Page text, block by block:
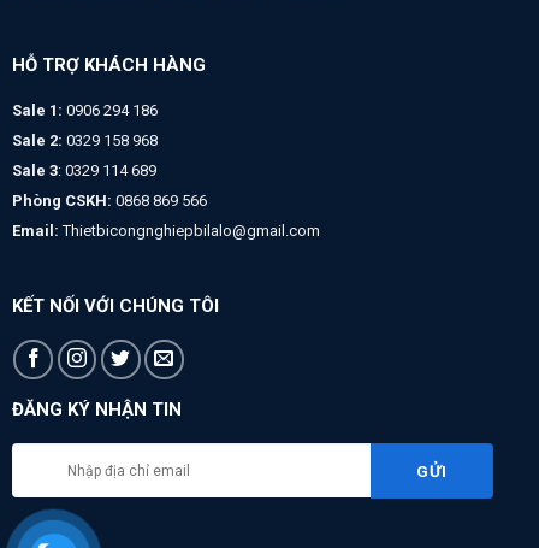
HỖ TRỢ KHÁCH HÀNG
Sale 1: 0906 294 186
Sale 2: 0329 158 968
Sale 3: 0329 114 689
Phòng CSKH: 0868 869 566
Email: Thietbicongnghiepbilalo@gmail.com
KẾT NỐI VỚI CHÚNG TÔI
ĐĂNG KÝ NHẬN TIN